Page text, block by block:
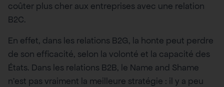
coûter plus cher aux entreprises avec une relation
B2C.
En effet, dans les relations B2G, la honte peut perdre
de son efficacité, selon la volonté et la capacité des
États. Dans les relations B2B, le Name and Shame
n’est pas vraiment la meilleure stratégie : il y a peu